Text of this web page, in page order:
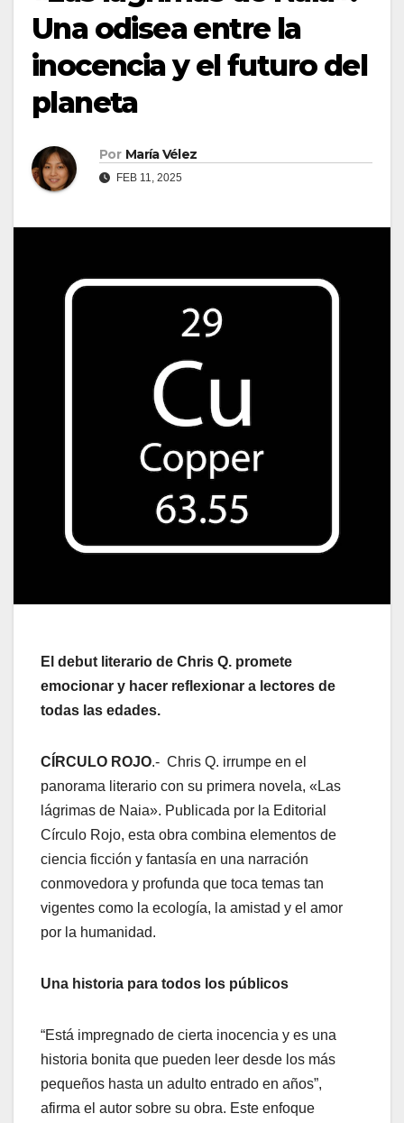
Una odisea entre la
inocencia y el futuro del
planeta
Por María Vélez
FEB 11, 2025
El debut literario de Chris Q. promete
emocionar y hacer reflexionar a lectores de
todas las edades.
CÍRCULO ROJO.- Chris Q. irrumpe en el
panorama literario con su primera novela, «Las
lágrimas de Naia». Publicada por la Editorial
Círculo Rojo, esta obra combina elementos de
ciencia ficción y fantasía en una narración
conmovedora y profunda que toca temas tan
vigentes como la ecología, la amistad y el amor
por la humanidad.
Una historia para todos los públicos
“Está impregnado de cierta inocencia y es una
historia bonita que pueden leer desde los más
pequeños hasta un adulto entrado en años”,
afirma el autor sobre su obra. Este enfoque